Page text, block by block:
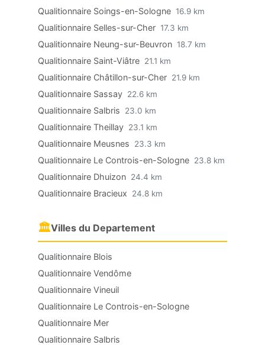
Qualitionnaire Soings-en-Sologne 16.9 km
Qualitionnaire Selles-sur-Cher 17.3 km
Qualitionnaire Neung-sur-Beuvron 18.7 km
Qualitionnaire Saint-Viâtre 21.1 km
Qualitionnaire Châtillon-sur-Cher 21.9 km
Qualitionnaire Sassay 22.6 km
Qualitionnaire Salbris 23.0 km
Qualitionnaire Theillay 23.1 km
Qualitionnaire Meusnes 23.3 km
Qualitionnaire Le Controis-en-Sologne 23.8 km
Qualitionnaire Dhuizon 24.4 km
Qualitionnaire Bracieux 24.8 km
🏛Villes du Departement
Qualitionnaire Blois
Qualitionnaire Vendôme
Qualitionnaire Vineuil
Qualitionnaire Le Controis-en-Sologne
Qualitionnaire Mer
Qualitionnaire Salbris